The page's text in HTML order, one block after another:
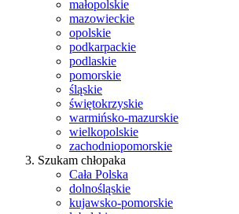
małopolskie
mazowieckie
opolskie
podkarpackie
podlaskie
pomorskie
śląskie
świętokrzyskie
warmińsko-mazurskie
wielkopolskie
zachodniopomorskie
Szukam chłopaka
Cała Polska
dolnośląskie
kujawsko-pomorskie